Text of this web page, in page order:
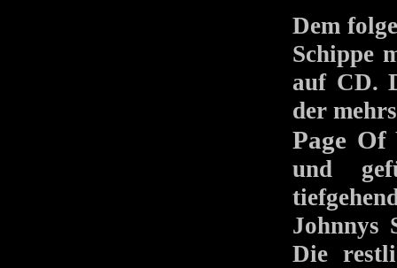
Dem
Schippe
auf CD.
der
Page
und
Johnnys
Die